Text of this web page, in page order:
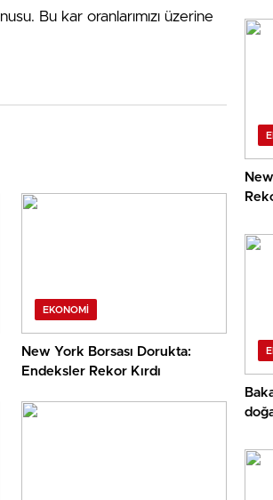
Bu kar oranlarımızı üzerine
EKONOMI
New York Borsası Dorukta:
Endeksler Rekor Kırdı